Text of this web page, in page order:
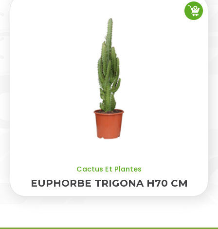
Cactus Et Plantes
EUPHORBE TRIGONA H70 CM